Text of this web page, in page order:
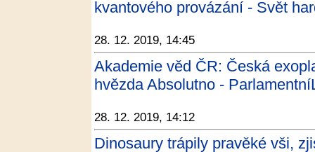
kvantového provázání - Svět
28. 12. 2019, 14:45
Akademie věd ČR: Česká
hvězda Absolutno -
28. 12. 2019, 14:12
Dinosaury trápily pravěké vši,